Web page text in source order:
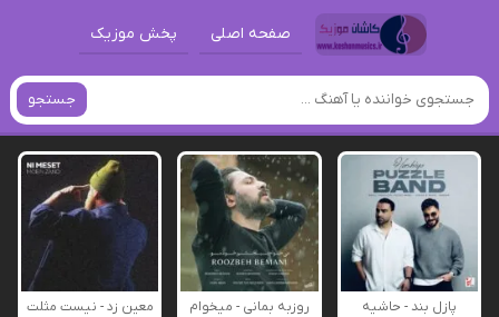
صفحه اصلی پخش موزیک
جستجو
پازل بند - حاشیه
روزبه بمانی - میخوام
معین زد - نیست مثلت